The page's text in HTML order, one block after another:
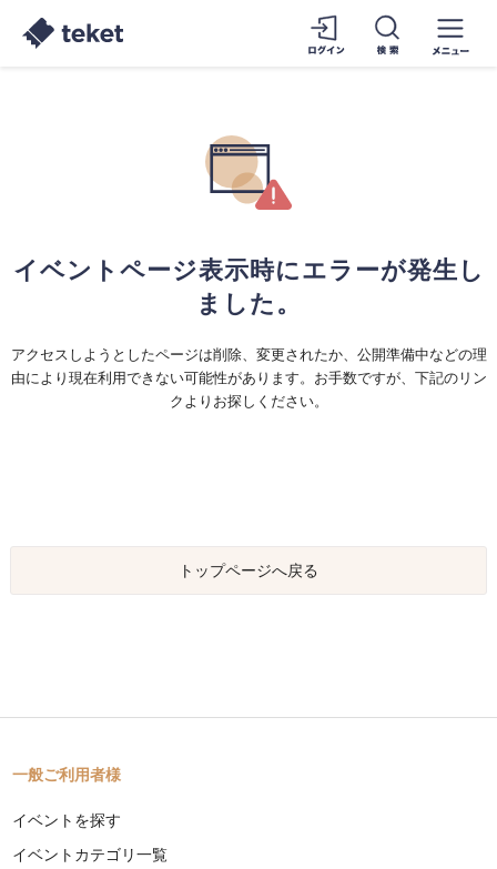
イベントページ表示時にエラーが発生し
ました。
アクセスしようとしたページは削除、変更されたか、公開準備中などの理
由により現在利用できない可能性があります。お手数ですが、下記のリン
クよりお探しください。
トップページへ戻る
一般ご利用者様
イベントを探す
イベントカテゴリ一覧